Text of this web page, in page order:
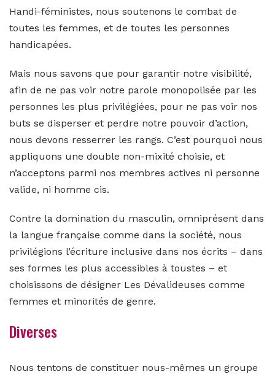
Handi-féministes, nous soutenons le combat de
toutes les femmes, et de toutes les personnes
handicapées.
Mais nous savons que pour garantir notre visibilité,
afin de ne pas voir notre parole monopolisée par les
personnes les plus privilégiées, pour ne pas voir nos
buts se disperser et perdre notre pouvoir d’action,
nous devons resserrer les rangs. C’est pourquoi nous
appliquons une double non-mixité choisie, et
n’acceptons parmi nos membres actives ni personne
valide, ni homme cis.
Contre la domination du masculin, omniprésent dans
la langue française comme dans la société, nous
privilégions l’écriture inclusive dans nos écrits – dans
ses formes les plus accessibles à toustes – et
choisissons de désigner Les Dévalideuses comme
femmes et minorités de genre.
Diverses
Nous tentons de constituer nous-mêmes un groupe